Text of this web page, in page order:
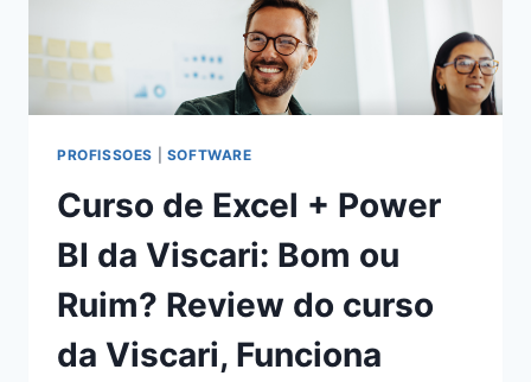
FÁBIO
DUTRA,
MESMO?
É
CONFIÁVEL?
PROFISSOES SOFTWARE
Curso de Excel + Power
BI da Viscari: Bom ou
Ruim? Review do curso
da Viscari, Funciona